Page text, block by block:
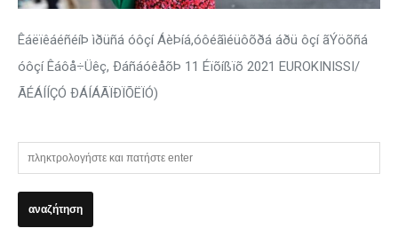
ÊáëïêáéñéíÞ ìðüñá óôçí ÁèÞíá,óôéãìéüôõðá áðü ôçí ãÝöõñá
óôçí Êáôå÷Üêç, ÐáñáóêåõÞ 11 Éïõíßïõ 2021 EUROKINISSI/
ÃÉÁÍÍÇÓ ÐÁÍÁÃÏÐÏÕËÏÓ)